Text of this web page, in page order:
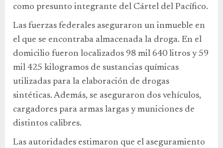
como presunto integrante del Cártel del Pacífico.
Las fuerzas federales aseguraron un inmueble en
el que se encontraba almacenada la droga. En el
domicilio fueron localizados 98 mil 640 litros y 59
mil 425 kilogramos de sustancias químicas
utilizadas para la elaboración de drogas
sintéticas. Además, se aseguraron dos vehículos,
cargadores para armas largas y municiones de
distintos calibres.
Las autoridades estimaron que el aseguramiento